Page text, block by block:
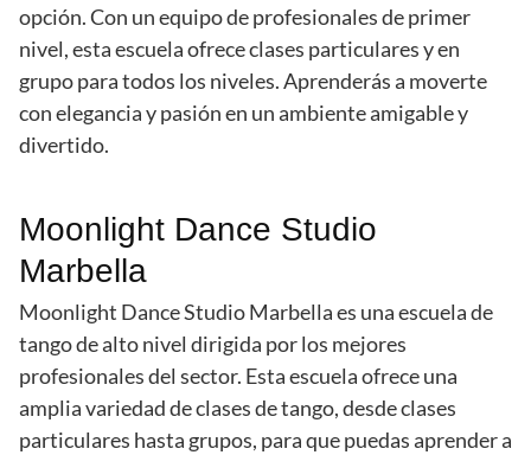
opción. Con un equipo de profesionales de primer
nivel, esta escuela ofrece clases particulares y en
grupo para todos los niveles. Aprenderás a moverte
con elegancia y pasión en un ambiente amigable y
divertido.
Moonlight Dance Studio
Marbella
Moonlight Dance Studio Marbella es una escuela de
tango de alto nivel dirigida por los mejores
profesionales del sector. Esta escuela ofrece una
amplia variedad de clases de tango, desde clases
particulares hasta grupos, para que puedas aprender a